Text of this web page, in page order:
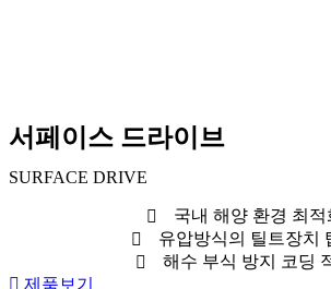
서페이스 드라이브
SURFACE DRIVE
국내 해양 환경 최적
유압방식의 틸트장치
해수 부식 방지 코딩
제품보기